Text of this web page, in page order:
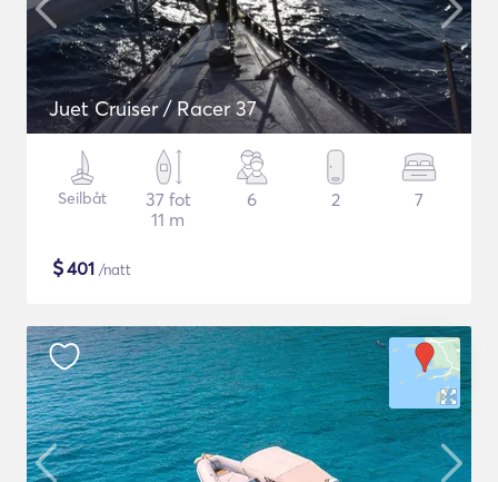
Juet Cruiser / Racer 37
Seilbåt
37 fot
11 m
6 2 7
$401 /natt